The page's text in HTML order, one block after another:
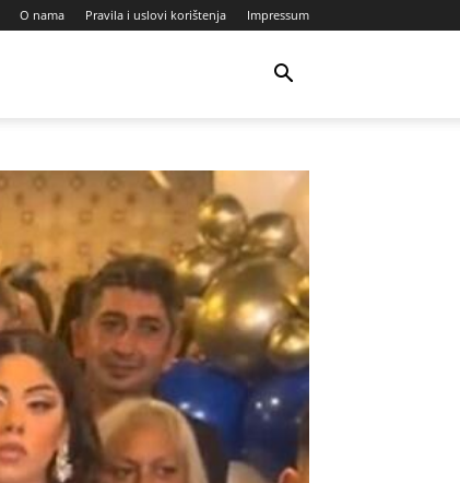
O nama Pravila i uslovi korištenja Impressum